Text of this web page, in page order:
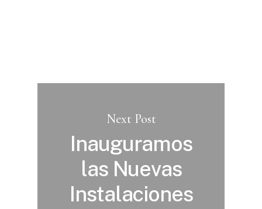
Next Post
Inauguramos
las Nuevas
Instalaciones